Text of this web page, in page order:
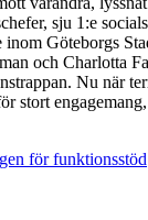
sju 1:e
inom Göteborgs
och Charlotta
Nu när
stort
för funktionsstöd